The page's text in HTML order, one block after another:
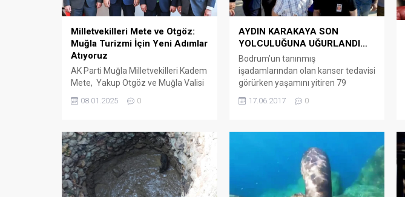
Milletvekilleri Mete ve Otgöz:
Muğla Turizmi İçin Yeni Adımlar
Atıyoruz
AK Parti Muğla Milletvekilleri Kadem
Mete, Yakup Otgöz ve Muğla Valisi
Mehmet Nuri Ersoy ile görüştü
Muğla’nın 2024 yılı turizmi
değerlendirildi. 2025 yılında turizm
alanında yapılacak çalışmalar ve
projeler ele alındı. Milletvekilleri
Mete ve Otgöz toplantıya ilişkin
yazılı açıklama yaparak,...
08.01.2025 0
AYDIN KARAKAYA SON
YOLCULUĞUNA UĞURLANDI…
Bodrum’un tanınmış
işadamlarından olan kanser tedavisi
görürken yaşamını yitiren 79
yolculuğuna uğurlandı. Bodrum
merkezlerinden biri olan Ortakent
ortaklarından ve Onursal Yönetim
Kurulu Başkanı 3 torun ve 3 çocuk
sahibi Aydın Karakaya, bir süredir
bağırsak kanseri nedeniyle tedavi
17.06.2017 0